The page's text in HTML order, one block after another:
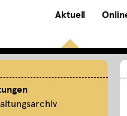
Aktuell